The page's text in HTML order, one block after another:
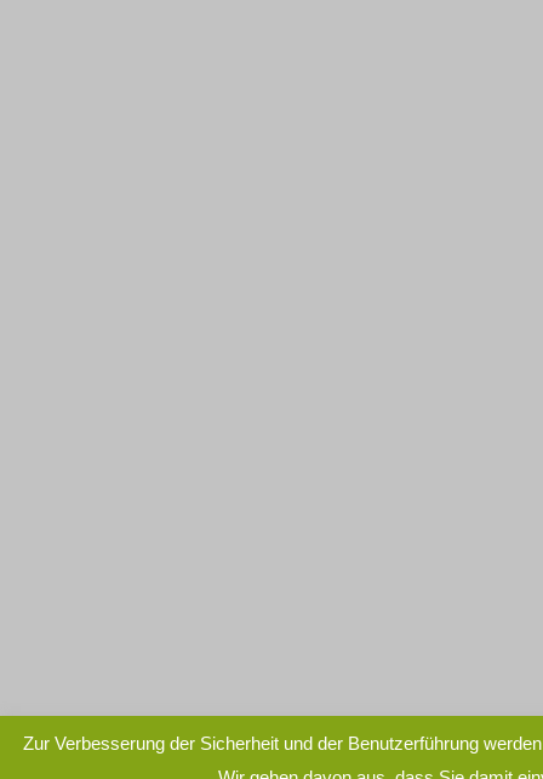
Zur Verbesserung der Sicherheit und der Benutzerführung